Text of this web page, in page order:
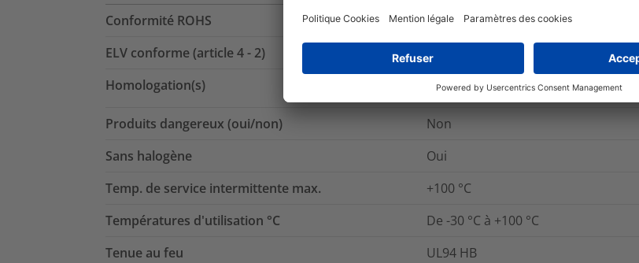
Conformité ROHS
Oui
ELV conforme (article 4 - 2)
Oui
Homologation(s)
Produits dangereux (oui/non)
Non
Sans halogène
Oui
Temp. de service intermittente max.
+100 °C
Températures d'utilisation °C
De -30 °C à +100 °C
Tenue au feu
UL94 HB